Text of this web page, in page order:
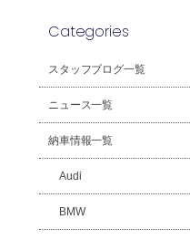
Categories
スタッフブログ一覧
ニュース一覧
納車情報一覧
Audi
BMW